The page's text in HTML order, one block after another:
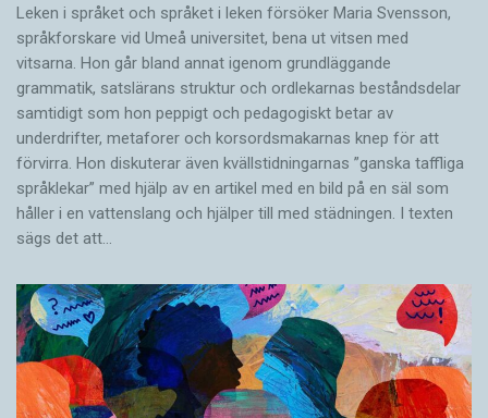
Leken i språket och språket i leken för­söker Maria Svensson,
språkforskare vid Umeå universitet, bena ut vitsen med
vitsarna. Hon går bland annat igenom grundläggande
grammatik, satslärans struktur och ord­lekarnas beståndsdelar
samtidigt som hon peppigt och pedagogiskt betar av
underdrifter, meta­forer och korsords­makarnas knep för att
förvirra. Hon diskuterar även ­kvällstidningarnas ”ganska taffliga
språklekar” med hjälp av en artikel med en bild på en säl som
håller i en vatten­slang och hjälper till med städningen. I ­texten
sägs det att…